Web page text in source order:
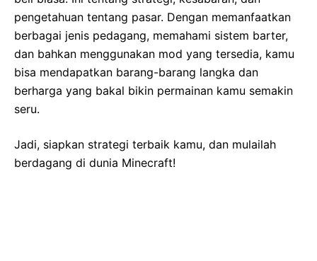
pengetahuan tentang pasar. Dengan memanfaatkan
berbagai jenis pedagang, memahami sistem barter,
dan bahkan menggunakan mod yang tersedia, kamu
bisa mendapatkan barang-barang langka dan
berharga yang bakal bikin permainan kamu semakin
seru.
Jadi, siapkan strategi terbaik kamu, dan mulailah
berdagang di dunia Minecraft!